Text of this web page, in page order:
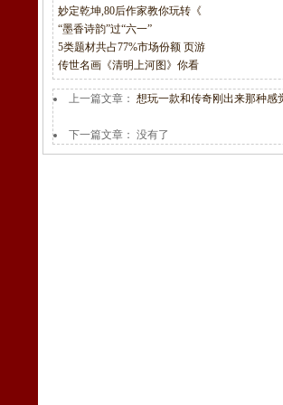
妙定乾坤,80后作家教你玩转《
“墨香诗韵”过“六一”
5类题材共占77%市场份额 页游
传世名画《清明上河图》你看
上一篇文章： 想玩一款和传奇刚出来那种感
下一篇文章： 没有了